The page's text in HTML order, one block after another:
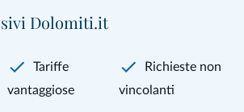
Dolomiti.it
Tariffe
vantaggiose
Richieste non
vincolanti